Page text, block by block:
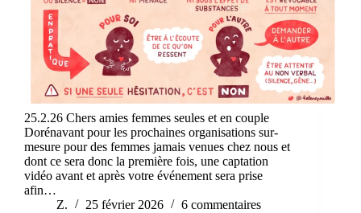
25.2.26 Chers amies femmes seules et en couple
Dorénavant pour les prochaines organisations sur-
mesure pour des femmes jamais venues chez nous et
dont ce sera donc la première fois, une captation
vidéo avant et après votre événement sera prise
afin…
Z.
25 février 2026 6 commentaires